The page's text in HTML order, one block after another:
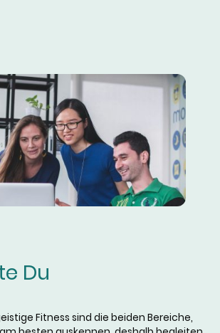
Du
Fitness sind die beiden Bereiche,